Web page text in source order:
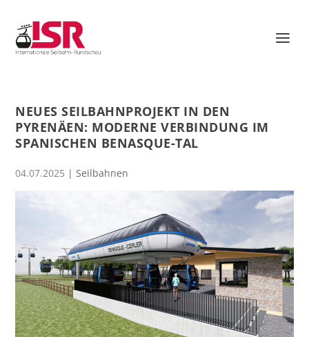
NEUES SEILBAHNPROJEKT IN DEN
PYRENÄEN: MODERNE VERBINDUNG IM
SPANISCHEN BENASQUE-TAL
04.07.2025 |Seilbahnen